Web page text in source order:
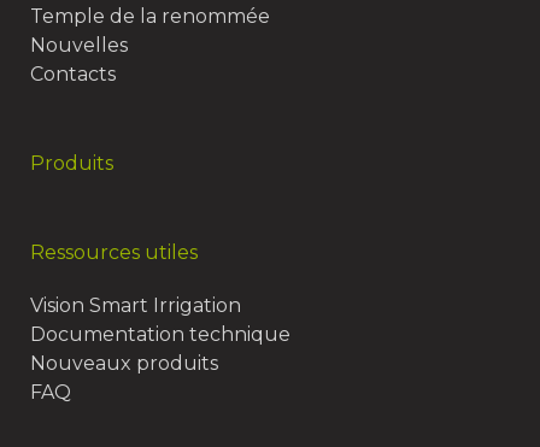
Temple de la renommée
Nouvelles
Contacts
Produits
Ressources utiles
Vision Smart Irrigation
Documentation technique
Nouveaux produits
FAQ